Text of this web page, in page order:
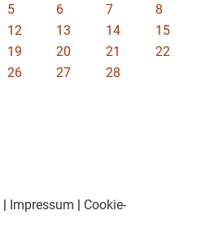
5 6 7
8
12 13 14
15
19 20 21
22
26 27
28
| Impressum | Cookie-